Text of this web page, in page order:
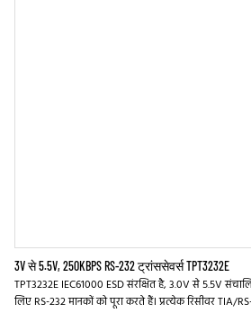
3V से 5.5V, 250KBPS RS-232 ट्रांससेवर्स TPT3232E
TPT3232E IEC61000 ESD संरक्षित है, 3.0V से 5.5V
लिए RS-232 मानकों को पूरा करते हैं। प्रत्येक रिसीवर TIA/